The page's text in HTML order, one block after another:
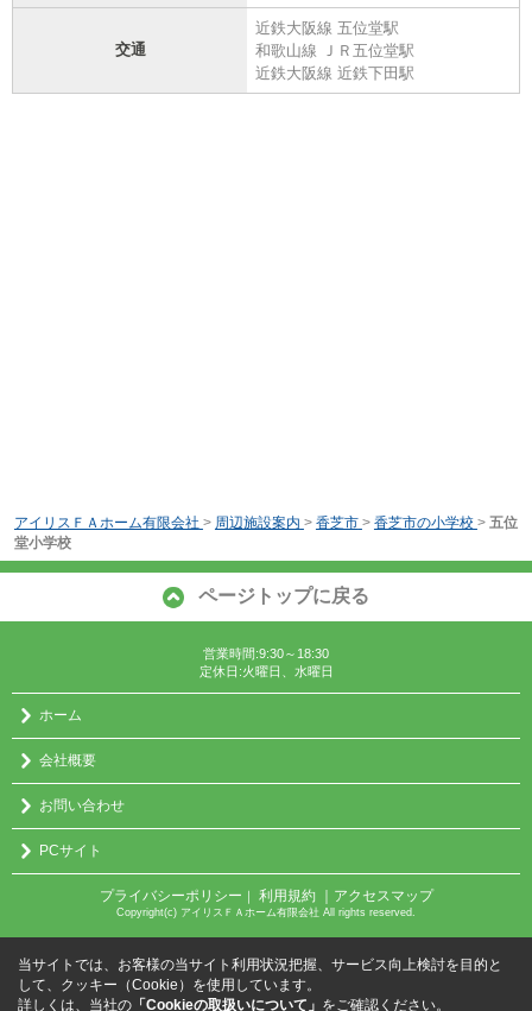
交通
近鉄大阪線 五位堂駅
和歌山線 ＪＲ五位堂駅
近鉄大阪線 近鉄下田駅
アイリスＦＡホーム有限会社 > 周辺施設案内 > 香芝市 > 香芝市の小学校 > 五位
堂小学校
ページトップに戻る
営業時間:9:30～18:30
定休日:火曜日、水曜日
ホーム
会社概要
お問い合わせ
PCサイト
プライバシーポリシー ｜ 利用規約 ｜アクセスマップ
Copyright(c) アイリスＦＡホーム有限会社 All rights reserved.
当サイトでは、お客様の当サイト利用状況把握、サービス向上検討を目的と
して、クッキー（Cookie）を使用しています。
詳しくは、当社の 「Cookieの取扱いについて」 をご確認ください。